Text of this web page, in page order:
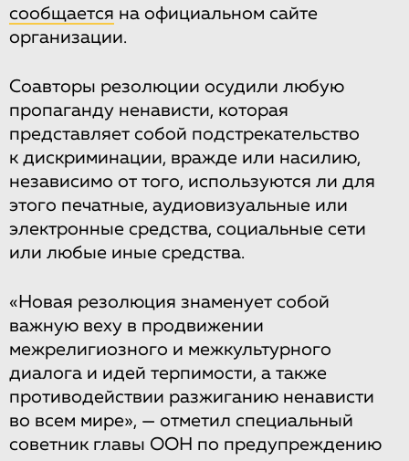
сообщается на официальном сайте
организации.
Соавторы резолюции осудили любую
пропаганду ненависти, которая
представляет собой подстрекательство
к дискриминации, вражде или насилию,
независимо от того, используются ли для
этого печатные, аудиовизуальные или
электронные средства, социальные сети
или любые иные средства.
«Новая резолюция знаменует собой
важную веху в продвижении
межрелигиозного и межкультурного
диалога и идей терпимости, а также
противодействии разжиганию ненависти
во всем мире», — отметил специальный
советник главы ООН по предупреждению